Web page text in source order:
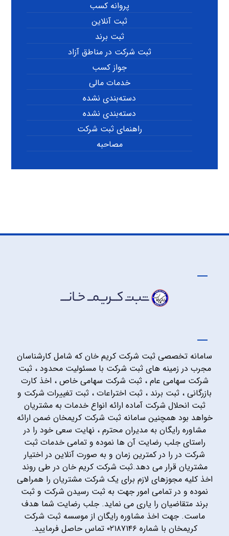
پروانه کسب
ثبت آنلاین
ثبت برند
ثبت شرکت در مناطق آزاد
جواز کسب
خدمات مالی
دسته‌بندی نشده
دسته‌بندی نشده
راهنمای ثبت شرکت
مصاحبه
سامانه تخصصی ثبت شرکت کریم خان که شامل کارشناسان
مجرب در زمینه های ثبت شرکت با مسئولیت محدود ، ثبت
شرکت سهامی عام ، ثبت شرکت سهامی خاص ، اخذ کارت
بازرگانی ، ثبت برند ، ثبت اختراعات ، ثبت تغییرات شرکت و
ثبت انحلال شرکت آماده ارائه انواع خدمات به مشتریان
خواهد بود همچنین سامانه ثبت شرکت کریمخان ضمن ارائه
مشاوره رایگان به مدیران محترم ، نهایت سعی خود را در
راستای جلب رضایت آن ها نموده و تمامی خدمات ثبت
شرکت در را در کمترین زمان و به صورت آنلاین در اختیار
مشتریان قرار می دهد.ثبت شرکت کریم خان در طی روند
اخذ کلیه مجوزهای لازم برای یک شرکت مشتریان را همراهی
نموده و در تمامی امور جهت به ثبت رسیدن شرکت و ثبت
برند متقاضیان را یاری می نماید. جلب رضایت شما هدف
ماست. جهت اخذ مشاوره رایگان از موسسه ثبت شرکت
کریمخان با شماره ۰۲۱۸۷۱۴۶ تماس حاصل فرمایید.